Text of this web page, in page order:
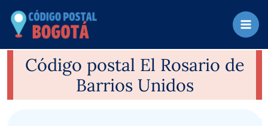
contenido
Código postal El Rosario de
Barrios Unidos